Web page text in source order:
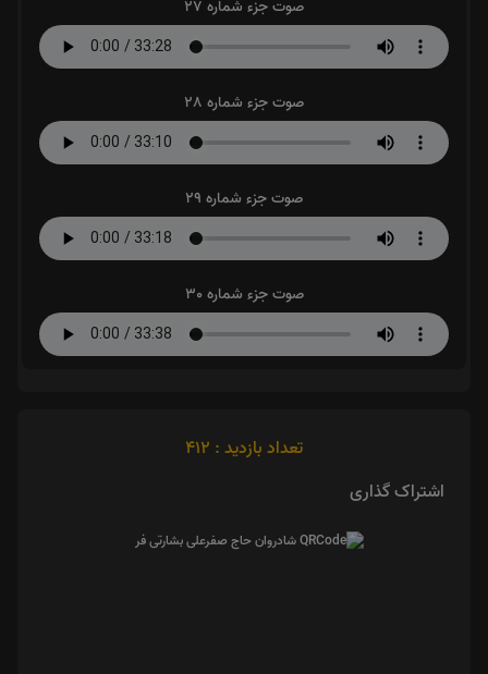
صوت جزء شماره 27
صوت جزء شماره 28
صوت جزء شماره 29
صوت جزء شماره 30
تعداد بازدید : 412
اشتراک گذاری